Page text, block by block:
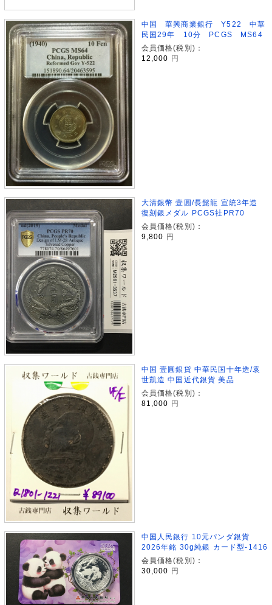
中国 華興商業銀行 Y522 中華
民国29年 10分 PCGS MS64
会員価格(税別)：
12,000 円
大清銀幣 壹圓/長髭龍 宣統3年造
復刻銀メダル PCGS社PR70
会員価格(税別)：
9,800 円
中国 壹圓銀貨 中華民国十年造/袁
世凱造 中国近代銀貨 美品
会員価格(税別)：
81,000 円
中国人民銀行 10元パンダ銀貨
2026年銘 30g純銀 カード型-1416
会員価格(税別)：
30,000 円